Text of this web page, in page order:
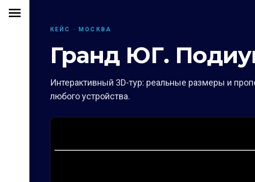
КЕЙС · МОСКВА
Гранд ЮГ.
Интерактивный 3D-тур: реальные размеры и
любого устройства.